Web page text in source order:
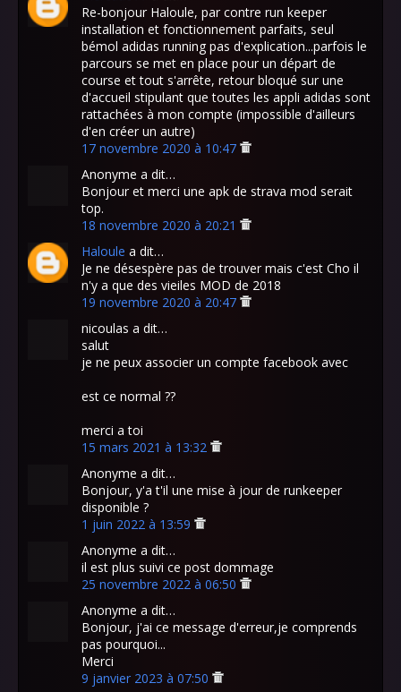
Re-bonjour Haloule, par contre run keeper
installation et fonctionnement parfaits, seul
bémol adidas running pas d'explication...parfois le
parcours se met en place pour un départ de
course et tout s'arrête, retour bloqué sur une
d'accueil stipulant que toutes les appli adidas sont
rattachées à mon compte (impossible d'ailleurs
d'en créer un autre)
17 novembre 2020 à 10:47
Anonyme a dit…
Bonjour et merci une apk de strava mod serait
top.
18 novembre 2020 à 20:21
Haloule a dit…
Je ne désespère pas de trouver mais c'est Cho il
n'y a que des vieiles MOD de 2018
19 novembre 2020 à 20:47
nicoulas a dit…
salut
je ne peux associer un compte facebook avec
est ce normal ??
merci a toi
15 mars 2021 à 13:32
Anonyme a dit…
Bonjour, y'a t'il une mise à jour de runkeeper
disponible ?
1 juin 2022 à 13:59
Anonyme a dit…
il est plus suivi ce post dommage
25 novembre 2022 à 06:50
Anonyme a dit…
Bonjour, j'ai ce message d'erreur,je comprends
pas pourquoi...
Merci
9 janvier 2023 à 07:50